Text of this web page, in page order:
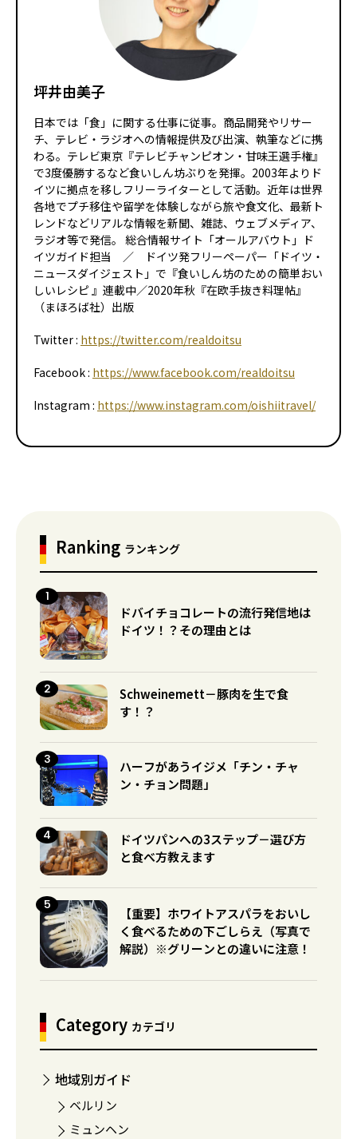
坪井由美子
日本では「食」に関する仕事に従事。商品開発やリサー
チ、テレビ・ラジオへの情報提供及び出演、執筆などに携
わる。テレビ東京『テレビチャンピオン・甘味王選手権』
で3度優勝するなど食いしん坊ぶりを発揮。2003年よりド
イツに拠点を移しフリーライターとして活動。近年は世界
各地でプチ移住や留学を体験しながら旅や食文化、最新ト
レンドなどリアルな情報を新聞、雑誌、ウェブメディア、
ラジオ等で発信。 総合情報サイト「オールアバウト」ド
イツガイド担当 ／ ドイツ発フリーペーパー「ドイツ・
ニュースダイジェスト」で『食いしん坊のための簡単おい
しいレシピ 』連載中／2020年秋『在欧手抜き料理帖』
（まほろば社）出版
Twitter : https://twitter.com/realdoitsu
Facebook : https://www.facebook.com/realdoitsu
Instagram : https://www.instagram.com/oishiitravel/
Ranking ランキング
ドバイチョコレートの流行発信地は
ドイツ！？その理由とは
Schweinemett－豚肉を生で食
す！？
ハーフがあうイジメ「チン・チャ
ン・チョン問題」
ドイツパンへの3ステップ－選び方
と食べ方教えます
【重要】ホワイトアスパラをおいし
く食べるための下ごしらえ（写真で
解説）※グリーンとの違いに注意！
Category カテゴリ
地域別ガイド
ベルリン
ミュンヘン